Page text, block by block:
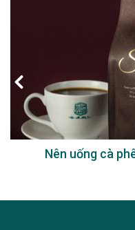
Nên uống cà